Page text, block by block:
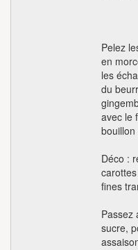
Pelez
en
les
du
avec le
Déco :
fines
Passez
sucre,